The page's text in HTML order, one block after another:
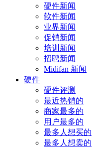
硬件新闻
软件新闻
业界新闻
促销新闻
培训新闻
招聘新闻
Midifan 新闻
硬件
硬件评测
最近热销的
商家最多的
用户最多的
最多人想买的
最多人想卖的